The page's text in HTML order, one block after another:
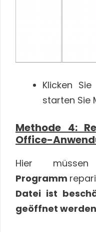
Klicken
starten Sie
Methode 4:
Office-
Hier
Programm
Datei ist
geöffnet werden